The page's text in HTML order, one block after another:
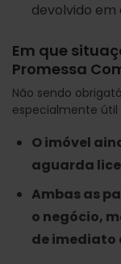
devolvido em
Em que
Promessa
Não sendo
especialmente útil
O imóvel
aguarda
Ambas as
o negócio,
de imediato